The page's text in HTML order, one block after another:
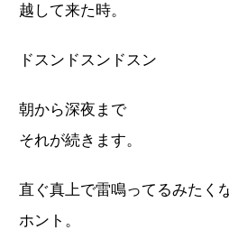
越して来た時。
ドスンドスンドスン
朝から深夜まで
それが続きます。
直ぐ真上で雷鳴ってるみたく
ホント。